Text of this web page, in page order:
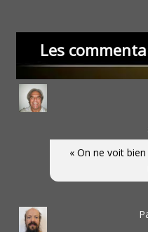
Les
« On ne voit